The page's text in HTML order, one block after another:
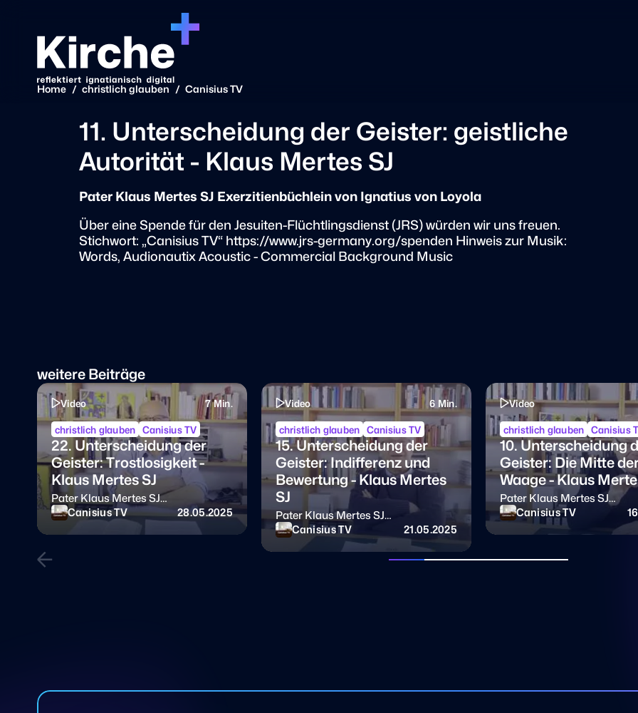
Home / christlich glauben / Canisius TV
11. Unterscheidung der Geister: geistliche
Autorität - Klaus Mertes SJ
Pater Klaus Mertes SJ Exerzitienbüchlein von Ignatius von Loyola
Über eine Spende für den Jesuiten-Flüchtlingsdienst (JRS) würden wir uns freuen.
Stichwort: „Canisius TV“ https://www.jrs-germany.org/spenden Hinweis zur Musik:
Words, Audionautix Acoustic - Commercial Background Music
weitere Beiträge
Video 7 Min.
christlich glauben Canisius TV
22. Unterscheidung der
Geister: Trostlosigkeit -
Klaus Mertes SJ
Pater Klaus Mertes SJ
Exerzitienbüchlein von Ignatius von
Loyola
Canisius TV 28.05.2025
Video 6 Min.
christlich glauben Canisius TV
15. Unterscheidung der
Geister: Indifferenz und
Bewertung - Klaus Mertes
SJ
Pater Klaus Mertes SJ
Exerzitienbüchlein von Ignatius von
Loyola
Canisius TV 21.05.2025
Video
christlich glauben Canisius
10. Unterscheidung
Geister: Die Mitte
Waage - Klaus
Pater Klaus Mertes SJ
Exerzitienbüchlein von
Loyola
Canisius TV